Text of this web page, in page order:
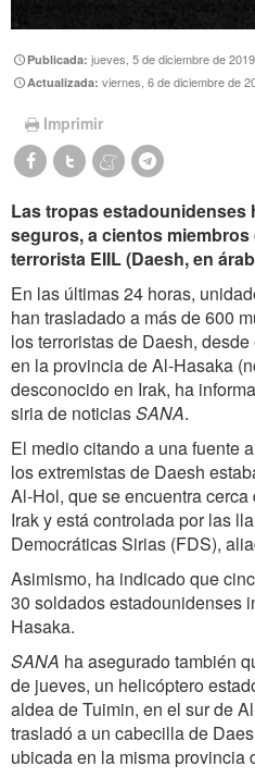
Publicada:jueves, 5 de diciembre de
Actualizada:viernes, 6 de diciembre de
Imprimir
Las tropas estadounidenses
seguros, a cientos
terrorista EIIL (Daesh, en
En las últimas 24 horas,
han trasladado a más de 600
los terroristas de Daesh,
en la provincia de Al-Hasaka
desconocido en Irak, ha
siria de noticiasSANA.
El medio citando a una fuente
los extremistas de Daesh
Al-Hol, que se encuentra
Irak y está controlada por las
Democráticas Sirias (FDS),
Asimismo, ha indicado que
30 soldados estadounidenses
Hasaka.
SANA ha asegurado también
de jueves, un helicóptero
aldea de Tuimin, en el sur de
trasladó a un cabecilla de
ubicada en la misma provincia